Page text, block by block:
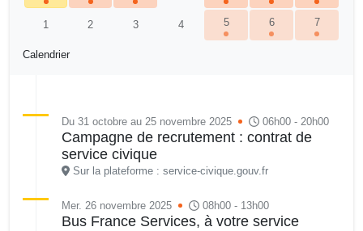
Calendrier
1 2 3 4 5 6 7
Du 31 octobre au 25 novembre 2025 06h00 - 20h00
Campagne de recrutement : contrat de
service civique
Sur la plateforme : service-civique.gouv.fr
Mer. 26 novembre 2025 08h00 - 13h00
Bus France Services, à votre service